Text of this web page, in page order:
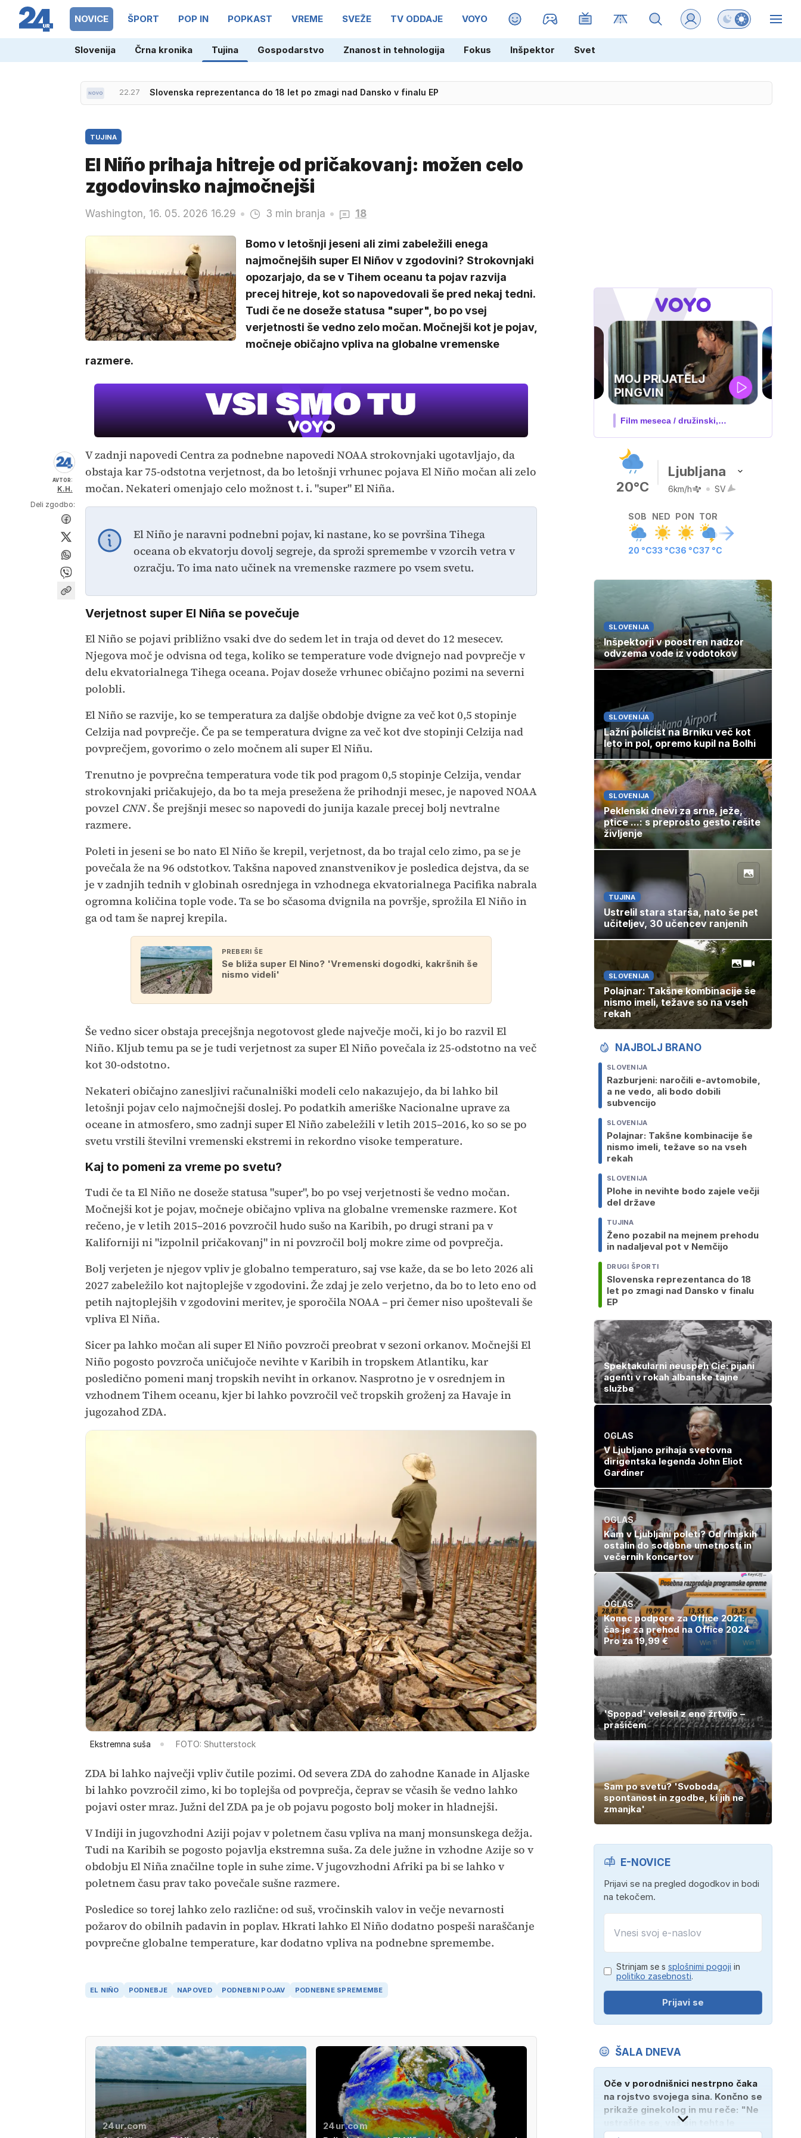
NOVICE ŠPORT POP IN POPKAST VREME SVEŽE TV ODDAJE VOYO MAGAZIN Preklopi barvni
Slovenija Črna kronika Tujina Gospodarstvo Znanost in tehnologija Fokus Inšpektor Svet
22.27 Slovenska reprezentanca do 18 let po zmagi nad Dansko v finalu EP
TUJINA
El Niño prihaja hitreje od pričakovanj: možen celo
zgodovinsko najmočnejši
Washington, 16. 05. 2026 16.29 3 min branja 18
Bomo v letošnji jeseni ali zimi zabeležili enega
najmočnejših super El Niñov v zgodovini? Strokovnjaki
opozarjajo, da se v Tihem oceanu ta pojav razvija
precej hitreje, kot so napovedovali še pred nekaj tedni.
Tudi če ne doseže statusa "super", bo po vsej
verjetnosti še vedno zelo močan. Močnejši kot je pojav,
močneje običajno vpliva na globalne vremenske
razmere.
AVTOR:
K.H.
Deli zgodbo:
V zadnji napovedi Centra za podnebne napovedi NOAA strokovnjaki ugotavljajo, da
obstaja kar 75-odstotna verjetnost, da bo letošnji vrhunec pojava El Niño močan ali zelo
močan. Nekateri omenjajo celo možnost t. i. "super" El Niña.
El Niño je naravni podnebni pojav, ki nastane, ko se površina Tihega
oceana ob ekvatorju dovolj segreje, da sproži spremembe v vzorcih vetra v
ozračju. To ima nato učinek na vremenske razmere po vsem svetu.
Verjetnost super El Niña se povečuje
El Niño se pojavi približno vsaki dve do sedem let in traja od devet do 12 mesecev.
Njegova moč je odvisna od tega, koliko se temperature vode dvignejo nad povprečje v
delu ekvatorialnega Tihega oceana. Pojav doseže vrhunec običajno pozimi na severni
polobli.
El Niño se razvije, ko se temperatura za daljše obdobje dvigne za več kot 0,5 stopinje
Celzija nad povprečje. Če pa se temperatura dvigne za več kot dve stopinji Celzija nad
povprečjem, govorimo o zelo močnem ali super El Niñu.
Trenutno je povprečna temperatura vode tik pod pragom 0,5 stopinje Celzija, vendar
strokovnjaki pričakujejo, da bo ta meja presežena že prihodnji mesec, je napoved NOAA
povzel CNN. Še prejšnji mesec so napovedi do junija kazale precej bolj nevtralne
razmere.
Poleti in jeseni se bo nato El Niño še krepil, verjetnost, da bo trajal celo zimo, pa se je
povečala že na 96 odstotkov. Takšna napoved znanstvenikov je posledica dejstva, da se
je v zadnjih tednih v globinah osrednjega in vzhodnega ekvatorialnega Pacifika nabrala
ogromna količina tople vode. Ta se bo sčasoma dvignila na površje, sprožila El Niño in
ga od tam še naprej krepila.
PREBERI ŠE
Se bliža super El Nino? 'Vremenski dogodki, kakršnih še
nismo videli'
Še vedno sicer obstaja precejšnja negotovost glede največje moči, ki jo bo razvil El
Niño. Kljub temu pa se je tudi verjetnost za super El Niño povečala iz 25-odstotno na več
kot 30-odstotno.
Nekateri običajno zanesljivi računalniški modeli celo nakazujejo, da bi lahko bil
letošnji pojav celo najmočnejši doslej. Po podatkih ameriške Nacionalne uprave za
oceane in atmosfero, smo zadnji super El Niño zabeležili v letih 2015–2016, ko so se po
svetu vrstili številni vremenski ekstremi in rekordno visoke temperature.
Kaj to pomeni za vreme po svetu?
Tudi če ta El Niño ne doseže statusa "super", bo po vsej verjetnosti še vedno močan.
Močnejši kot je pojav, močneje običajno vpliva na globalne vremenske razmere. Kot
rečeno, je v letih 2015–2016 povzročil hudo sušo na Karibih, po drugi strani pa v
Kaliforniji ni "izpolnil pričakovanj" in ni povzročil bolj mokre zime od povprečja.
Bolj verjeten je njegov vpliv je globalno temperaturo, saj vse kaže, da se bo leto 2026 ali
2027 zabeležilo kot najtoplejše v zgodovini. Že zdaj je zelo verjetno, da bo to leto eno od
petih najtoplejših v zgodovini meritev, je sporočila NOAA – pri čemer niso upoštevali še
vpliva El Niña.
Sicer pa lahko močan ali super El Niño povzroči preobrat v sezoni orkanov. Močnejši El
Niño pogosto povzroča uničujoče nevihte v Karibih in tropskem Atlantiku, kar
posledično pomeni manj tropskih neviht in orkanov. Nasprotno je v osrednjem in
vzhodnem Tihem oceanu, kjer bi lahko povzročil več tropskih groženj za Havaje in
jugozahod ZDA.
Ekstremna suša FOTO: Shutterstock
ZDA bi lahko največji vpliv čutile pozimi. Od severa ZDA do zahodne Kanade in Aljaske
bi lahko povzročil zimo, ki bo toplejša od povprečja, čeprav se včasih še vedno lahko
pojavi oster mraz. Južni del ZDA pa je ob pojavu pogosto bolj moker in hladnejši.
V Indiji in jugovzhodni Aziji pojav v poletnem času vpliva na manj monsunskega dežja.
Tudi na Karibih se pogosto pojavlja ekstremna suša. Za dele južne in vzhodne Azije so v
obdobju El Niña značilne tople in suhe zime. V jugovzhodni Afriki pa bi se lahko v
poletnem času prav tako povečale sušne razmere.
Posledice so torej lahko zelo različne: od suš, vročinskih valov in večje nevarnosti
požarov do obilnih padavin in poplav. Hkrati lahko El Niño dodatno pospeši naraščanje
povprečne globalne temperature, kar dodatno vpliva na podnebne spremembe.
EL NIÑO PODNEBJE NAPOVED PODNEBNI POJAV PODNEBNE SPREMEMBE
24ur.com
24ur.com
UEFA
SUPERPOKAL
V živo na VOYO: sreda ob 20.30
20°C
Ljubljana
6km/h SV
SOB
20 °C
NED
33 °C
PON
36 °C
TOR
37 °C
SLOVENIJA
Inšpektorji v poostren nadzor
odvzema vode iz vodotokov
SLOVENIJA
Lažni policist na Brniku več kot
leto in pol, opremo kupil na Bolhi
SLOVENIJA
Peklenski dnevi za srne, ježe,
ptice ...: s preprosto gesto rešite
življenje
TUJINA
Ustrelil stara starša, nato še pet
učiteljev, 30 učencev ranjenih
SLOVENIJA
Polajnar: Takšne kombinacije še
nismo imeli, težave so na vseh
rekah
NAJBOLJ BRANO
SLOVENIJA
Razburjeni: naročili e-avtomobile,
a ne vedo, ali bodo dobili
subvencijo
SLOVENIJA
Polajnar: Takšne kombinacije še
nismo imeli, težave so na vseh
rekah
SLOVENIJA
Plohe in nevihte bodo zajele večji
del države
TUJINA
Ženo pozabil na mejnem prehodu
in nadaljeval pot v Nemčijo
DRUGI ŠPORTI
Slovenska reprezentanca do 18
let po zmagi nad Dansko v finalu
EP
Spektakularni neuspeh Cie: pijani
agenti v rokah albanske tajne
službe
OGLAS
V Ljubljano prihaja svetovna
dirigentska legenda John Eliot
Gardiner
OGLAS
Kam v Ljubljani poleti? Od rimskih
ostalin do sodobne umetnosti in
večernih koncertov
OGLAS
Konec podpore za Office 2021:
čas je za prehod na Office 2024
Pro za 19,99 €
'Spopad' velesil z eno žrtvijo –
prašičem
Sam po svetu? 'Svoboda,
spontanost in zgodbe, ki jih ne
zmanjka'
E-NOVICE
Prijavi se na pregled dogodkov in bodi
na tekočem.
Strinjam se s splošnimi pogoji in
politiko zasebnosti.
Prijavi se
ŠALA DNEVA
Oče v porodnišnici nestrpno čaka
na rojstvo svojega sina. Končno se
prikaže ginekolog in mu reče: "Ne
ustrašite se, vaš sin tehta le